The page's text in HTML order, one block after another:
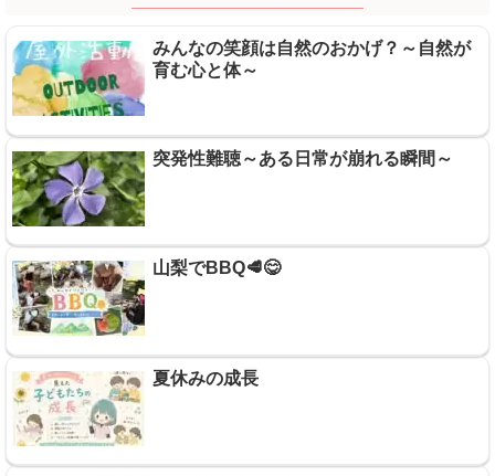
みんなの笑顔は自然のおかげ？～自然が
育む心と体～
突発性難聴～ある日常が崩れる瞬間～
山梨でBBQ🥩😋
夏休みの成長